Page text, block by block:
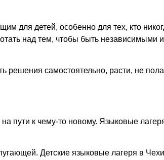
для детей, особенно для тех, кто
над тем, чтобы быть независимыми
самостоятельно, расти, не
пути к чему-то новому. Языковые
Детские языковые лагеря в